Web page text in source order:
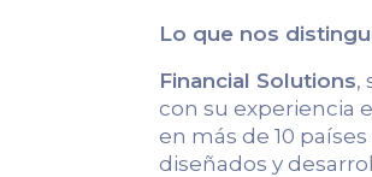
Lo que nos
Financial Solutions,
con su experiencia
en más de 10
diseñados y